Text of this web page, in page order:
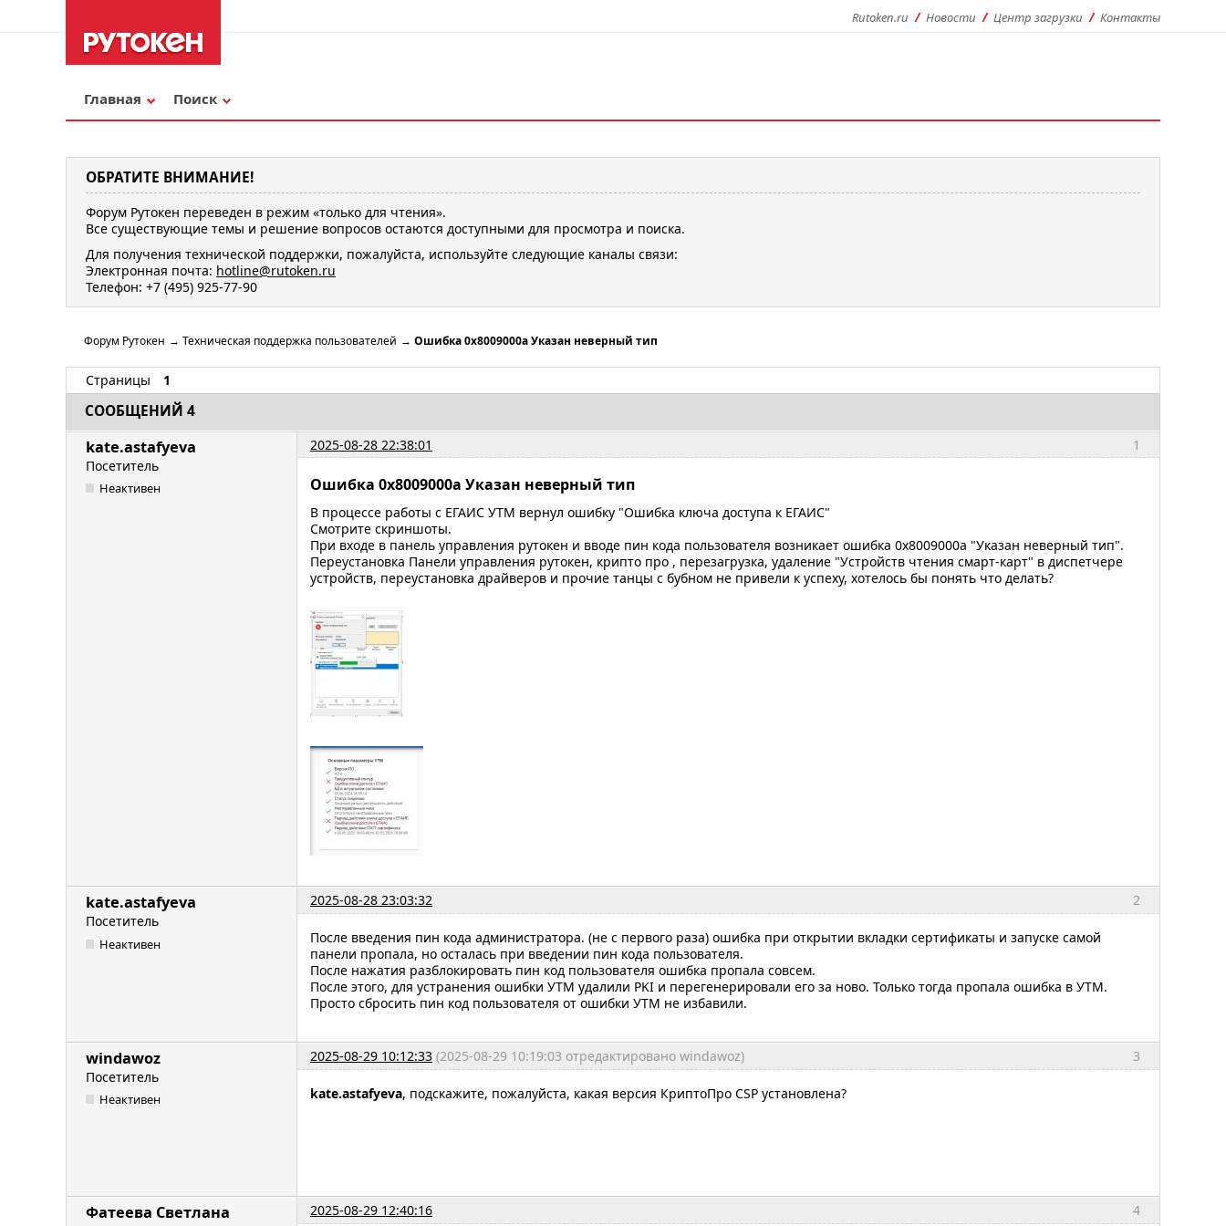
Rutoken.ru Новости Центр загрузки Контакты
Главная Поиск
ОБРАТИТЕ ВНИМАНИЕ!
Форум Рутокен переведен в режим «только для чтения».
Все существующие темы и решение вопросов остаются доступными для просмотра и поиска.
Для получения технической поддержки, пожалуйста, используйте следующие каналы связи:
Электронная почта: hotline@rutoken.ru
Телефон: +7 (495) 925-77-90
Форум Рутокен → Техническая поддержка пользователей → Ошибка 0x8009000a Указан неверный тип
Страницы 1
СООБЩЕНИЙ 4
1
kate.astafyeva
2025-08-28 22:38:01
Посетитель
Неактивен Ошибка 0x8009000a Указан неверный тип
В процессе работы с ЕГАИС УТМ вернул ошибку "Ошибка ключа доступа к ЕГАИС"
Смотрите скриншоты.
При входе в панель управления рутокен и вводе пин кода пользователя возникает ошибка 0x8009000a "Указан неверный тип".
Переустановка Панели управления рутокен, крипто про , перезагрузка, удаление "Устройств чтения смарт-карт" в диспетчере
устройств, переустановка драйверов и прочие танцы с бубном не привели к успеху, хотелось бы понять что делать?
2
kate.astafyeva
2025-08-28 23:03:32
Посетитель
Неактивен
После введения пин кода администратора. (не с первого раза) ошибка при открытии вкладки сертификаты и запуске самой
панели пропала, но осталась при введении пин кода пользователя.
После нажатия разблокировать пин код пользователя ошибка пропала совсем.
После этого, для устранения ошибки УТМ удалили PKI и перегенерировали его за ново. Только тогда пропала ошибка в УТМ.
Просто сбросить пин код пользователя от ошибки УТМ не избавили.
3
windawoz 2025-08-29 10:12:33 (2025-08-29 10:19:03 отредактировано windawoz)
Посетитель
Неактивен kate.astafyeva, подскажите, пожалуйста, какая версия КриптоПро CSP установлена?
4
Фатеева Светлана
2025-08-29 12:40:16